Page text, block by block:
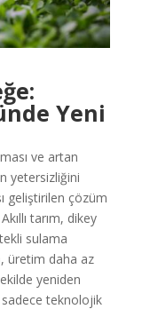
Yeni
ve artan
yetersizliğini
geliştirilen çözüm
tarım, dikey
sulama
üretim daha az
yeniden
sadece teknolojik